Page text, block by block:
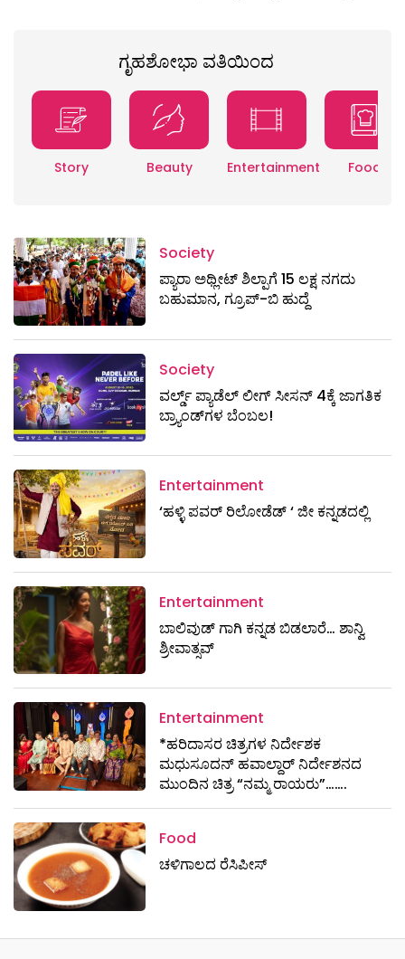
ಗೃಹಶೋಭಾ ವತಿಯಿಂದ
Story Beauty Entertainment Food
Society
ಪ್ಯಾರಾ ಅಥ್ಲೀಟ್ ಶಿಲ್ಪಾಗೆ 15 ಲಕ್ಷ ನಗದು
ಬಹುಮಾನ, ಗ್ರೂಪ್-ಬಿ ಹುದ್ದೆ
Society
ವರ್ಲ್ಡ್ ಪ್ಯಾಡೆಲ್ ಲೀಗ್ ಸೀಸನ್ 4ಕ್ಕೆ ಜಾಗತಿಕ
ಬ್ರ್ಯಾಂಡ್‌ಗಳ ಬೆಂಬಲ!
Entertainment
‘ಹಳ್ಳಿ ಪವರ್ ರಿಲೋಡೆಡ್ ‘ ಜೀ ಕನ್ನಡದಲ್ಲಿ
Entertainment
ಬಾಲಿವುಡ್ ಗಾಗಿ ಕನ್ನಡ ಬಿಡಲಾರೆ… ಶಾನ್ವಿ
ಶ್ರೀವಾತ್ಸವ್
Entertainment
*ಹರಿದಾಸರ ಚಿತ್ರಗಳ ನಿರ್ದೇಶಕ
ಮಧುಸೂದನ್ ಹವಾಲ್ದಾರ್ ನಿರ್ದೇಶನದ
ಮುಂದಿನ ಚಿತ್ರ “ನಮ್ಮ ರಾಯರು”…….
Food
ಚಳಿಗಾಲದ ರೆಸಿಪೀಸ್